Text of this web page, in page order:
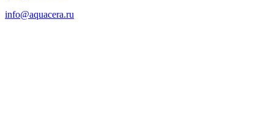
info@aquacera.ru